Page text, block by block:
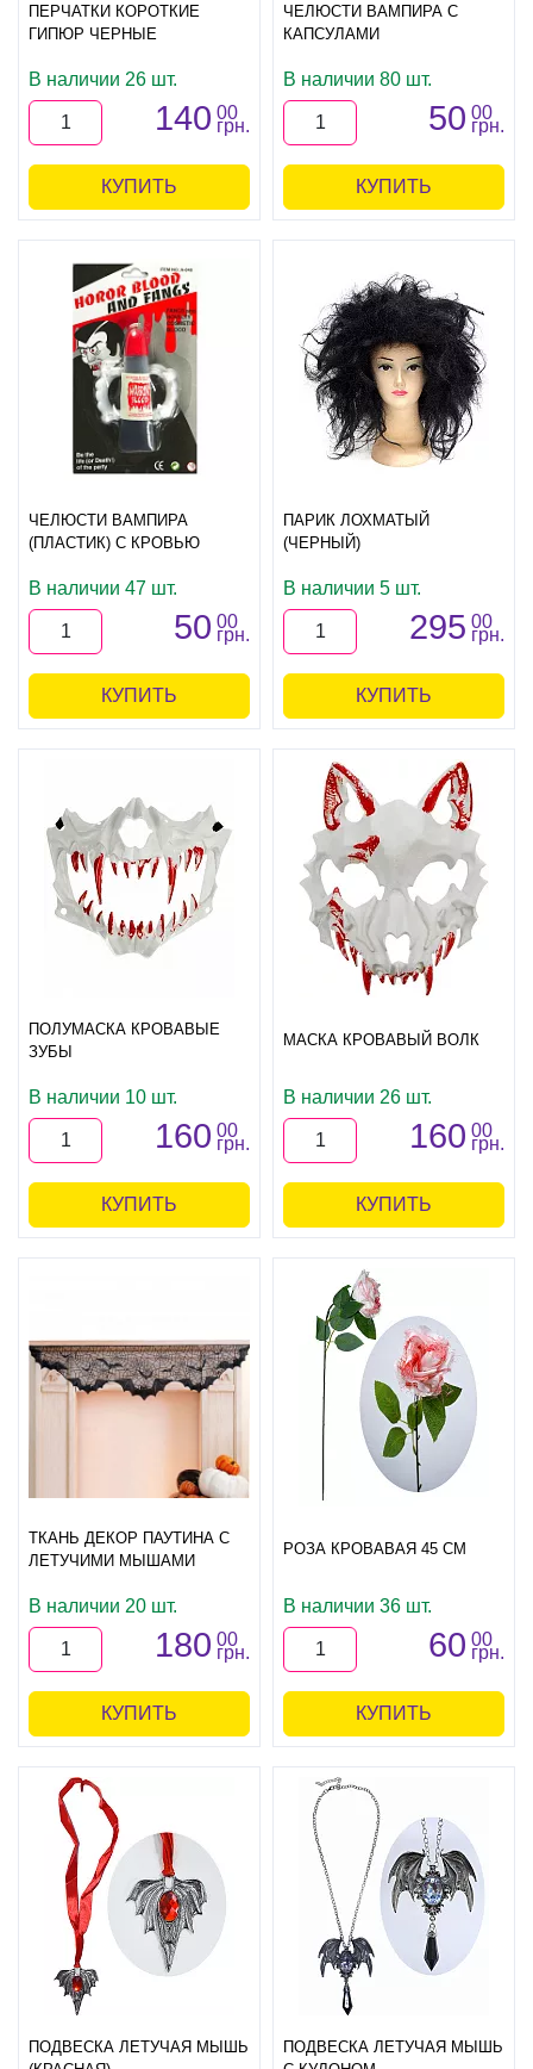
ПЕРЧАТКИ КОРОТКИЕ
ГИПЮР ЧЕРНЫЕ
В наличии 26 шт.
140 00
грн.
КУПИТЬ
ЧЕЛЮСТИ ВАМПИРА С
КАПСУЛАМИ
В наличии 80 шт.
50 00
грн.
КУПИТЬ
ЧЕЛЮСТИ ВАМПИРА
(ПЛАСТИК) С КРОВЬЮ
В наличии 47 шт.
50 00
грн.
КУПИТЬ
ПАРИК ЛОХМАТЫЙ
(ЧЕРНЫЙ)
В наличии 5 шт.
295 00
грн.
КУПИТЬ
ПОЛУМАСКА КРОВАВЫЕ
ЗУБЫ
В наличии 10 шт.
160 00
грн.
КУПИТЬ
МАСКА КРОВАВЫЙ ВОЛК
В наличии 26 шт.
160 00
грн.
КУПИТЬ
ТКАНЬ ДЕКОР ПАУТИНА С
ЛЕТУЧИМИ МЫШАМИ
В наличии 20 шт.
180 00
грн.
КУПИТЬ
РОЗА КРОВАВАЯ 45 СМ
В наличии 36 шт.
60 00
грн.
КУПИТЬ
ПОДВЕСКА ЛЕТУЧАЯ МЫШЬ
ПОДВЕСКА ЛЕТУЧАЯ МЫШЬ